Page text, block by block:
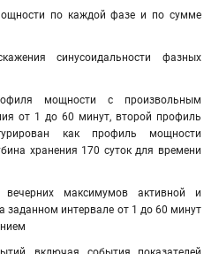
по каждой фазе и по сумме
синусоидальности фазных
мощности с произвольным
от 1 до 60 минут, второй профиль
как профиль мощности
хранения 170 суток для времени
максимумов активной и
заданном интервале от 1 до 60 минут